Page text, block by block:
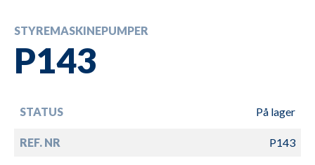
STYREMASKINEPUMPER
P143
STATUS På lager
REF. NR P143